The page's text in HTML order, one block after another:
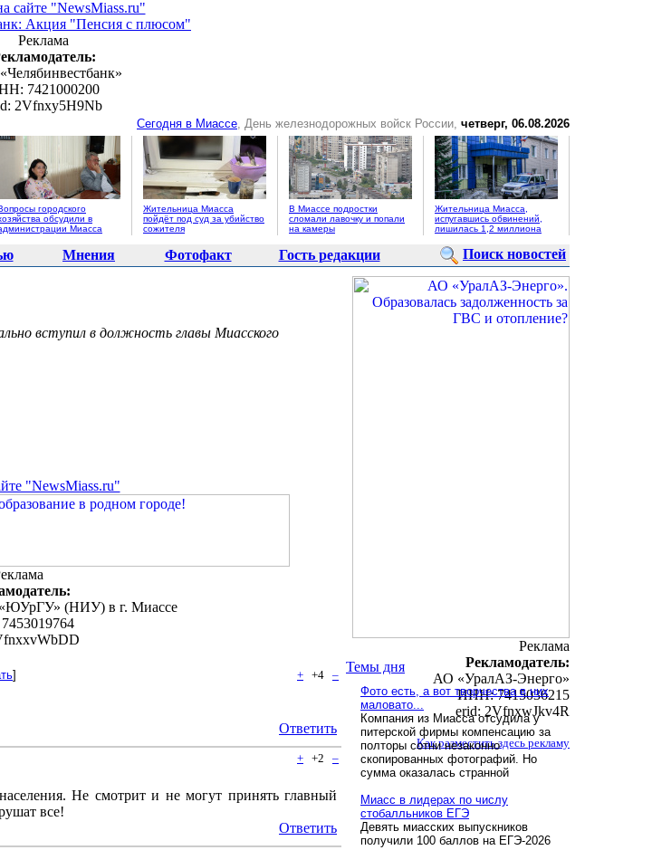
сайте "NewsMiass.ru"
Реклама
7421000200
2Vfnxy5H9Nb
Сегодня в Миассе, День железнодорожных войск России, четверг, 06.08.2026
городского
обсудили в
Миасса
Жительница Миасса
пойдёт под суд за убийство
сожителя
В Миассе подростки
сломали лавочку и попали
на камеры
Жительница Миасса,
испугавшись обвинений,
лишилась 1,2 миллиона
Мнения Фотофакт Гость редакции Поиск новостей
вступил в должность главы Миасского
"NewsMiass.ru"
(НИУ) в г. Миассе
] + +4 –
Ответить
+ +2 –
Не смотрит и не могут принять главный
все!
Ответить
Реклама
Рекламодатель:
АО «УралАЗ-Энерго»
ИНН: 7415036215
erid: 2VfnxwJkv4R
Как разместить здесь рекламу
Темы дня
Фото есть, а вот творчества в них
маловато...
Компания из Миасса отсудила у
питерской фирмы компенсацию за
полторы сотни незаконно
скопированных фотографий. Но
сумма оказалась странной
Миасс в лидерах по числу
стобалльников ЕГЭ
Девять миасских выпускников
получили 100 баллов на ЕГЭ-2026